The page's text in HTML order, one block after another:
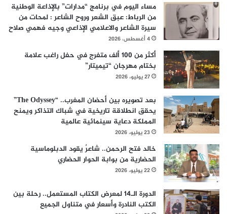
مساء اليوم في برنامج “مدارات” بالإذاعة الوطنية
من الرباط: عبق الشعر وروح الشاعر : لمحات من
سيرة الشاعر والاعلامي الإذاعي وجيه فهمي صلاح
4 أغسطس، 2026
أكثر من 100 ألف متفرج في حفل راغب علامة
بختام مهرجان “تيميتار”
27 يوليو، 2026
بعد تصويره بين أحضان المغرب.. “The Odyssey”
يحقق انطلاقة تاريخية في شباك التذاكر ويمنح
المملكة دعاية سينمائية عالمية
23 يوليو، 2026
خالد فتح الرحمن.. شاعرٌ يقود الدبلوماسية
الحضارية من بوابة الحوار الحضاري
22 يوليو، 2026
الدورة الـ14 لمعرض الكتاب المستعمل.. رحلة بين
الكتب النادرة وأسعار في متناول الجميع